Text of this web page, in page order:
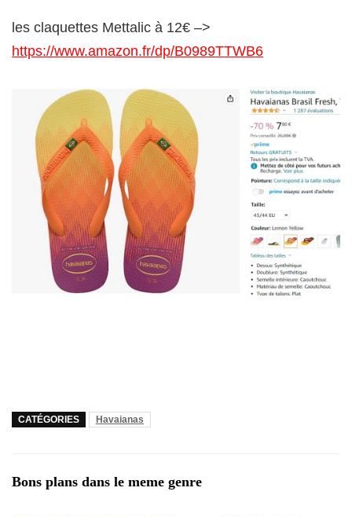
les claquettes Mettalic à 12€ –>
https://www.amazon.fr/dp/B0989TTWB6
CATÉGORIES Havaianas
Bons plans dans le meme genre